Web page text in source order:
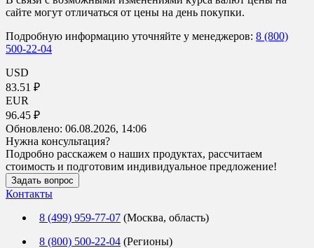
сайте могут отличаться от цены на день покупки.
Подробную информацию уточняйте у менеджеров: 8 (800)
500-22-04
USD
83.51 ₽
EUR
96.45 ₽
Обновлено: 06.08.2026, 14:06
Нужна консультация?
Подробно расскажем о наших продуктах, рассчитаем
стоимость и подготовим индивидуальное предложение!
Задать вопрос
Контакты
8 (499) 959-77-07 (Москва, область)
8 (800) 500-22-04 (Регионы)